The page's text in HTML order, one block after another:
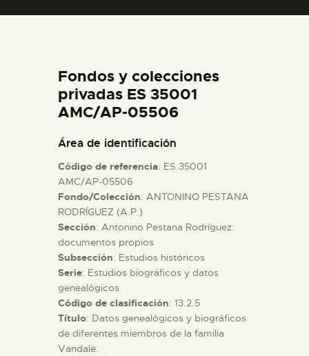
ESPAÑOL
ACTIVIDADES
█
EL MUSEO
COLECCIONES
DIDÁCTICA
Fondos y colecciones
privadas ES 35001
AMC/AP-05506
Área de identificación
Código de referencia: ES 35001
AMC/AP-05506
Fondo/Colección: ANTONINO PESTANA
RODRÍGUEZ (A.P.)
Sección: Antonino Pestana Rodríguez:
documentos propios
Subsección: Estudios históricos
Serie: Estudios biográficos y datos
genealógicos
Código de clasificación: 13.2.5
Título: Datos genealógicos y biográficos
de diferentes miembros de la familia
Vandale.